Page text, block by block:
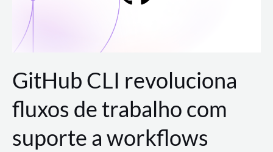
GitHub CLI revoluciona
fluxos de trabalho com
suporte a workflows